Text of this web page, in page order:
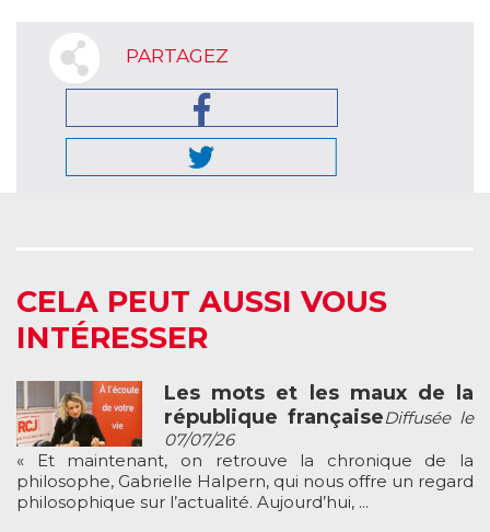
PARTAGEZ
CELA PEUT AUSSI VOUS
INTÉRESSER
Les mots et les maux de la
république françaiseDiffusée le
07/07/26
« Et maintenant, on retrouve la chronique de la
philosophe, Gabrielle Halpern, qui nous offre un regard
philosophique sur l’actualité. Aujourd’hui, ...